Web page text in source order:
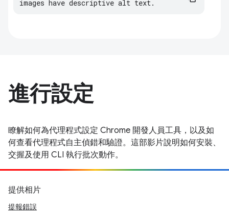
images have descriptive alt text.
進行設定
瞭解如何為代理程式設定 Chrome 開發人員工具，以及如
何查看代理程式自主偵錯和驗證。這部影片說明如何安裝、
交握及使用 CLI 執行批次動作。
提供相片
提報錯誤